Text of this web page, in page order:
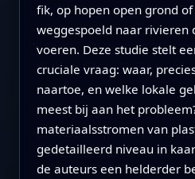
fik, op hopen open grond
weggespoeld naar rivieren
voeren. Deze studie stelt
cruciale vraag: waar,
naartoe, en welke lokale
meest bij aan het
materiaalsstromen van
gedetailleerd niveau in
de auteurs een helderder